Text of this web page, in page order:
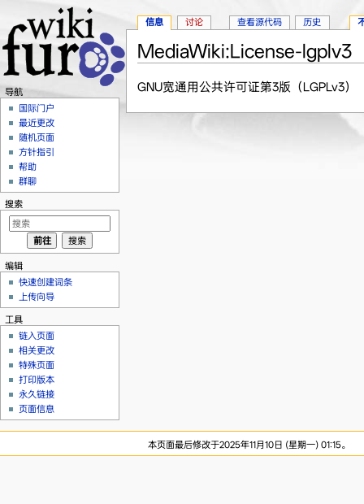
MediaWiki:License-lgplv3
GNU宽通用公共许可证第3版（LGPLv3）
信息 讨论 查看源代码 历史
导航
国际门户
最近更改
随机页面
方针指引
帮助
群聊
搜索
编辑
快速创建词条
上传向导
工具
链入页面
相关更改
特殊页面
打印版本
永久链接
页面信息
本页面最后修改于2025年11月10日 (星期一) 01:15。